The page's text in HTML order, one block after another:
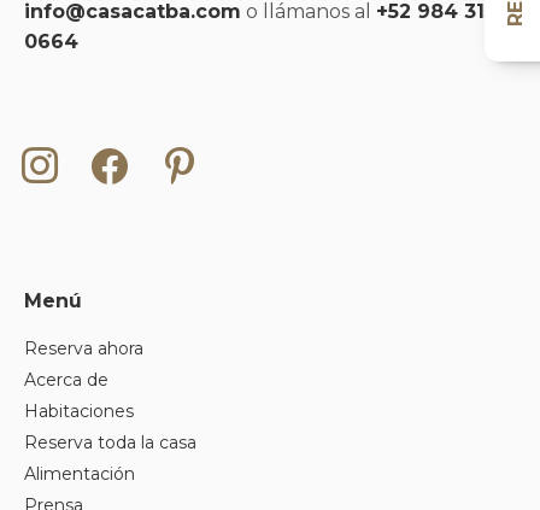
info@casacatba.com o llámanos al +52 984 315
0664
InstagramFacebookPinterest
Menú
Reserva ahora
Acerca de
Habitaciones
Reserva toda la casa
Alimentación
Prensa